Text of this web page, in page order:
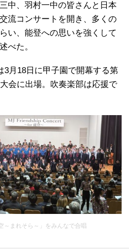
中、羽村一中の皆さんと日本
流コンサートを開き、多くの
い、能登への思いを強くして
べた。
3月18日に甲子園で開幕する第
会に出場。吹奏楽部は応援で
～まれそら～」をみんなで合唱